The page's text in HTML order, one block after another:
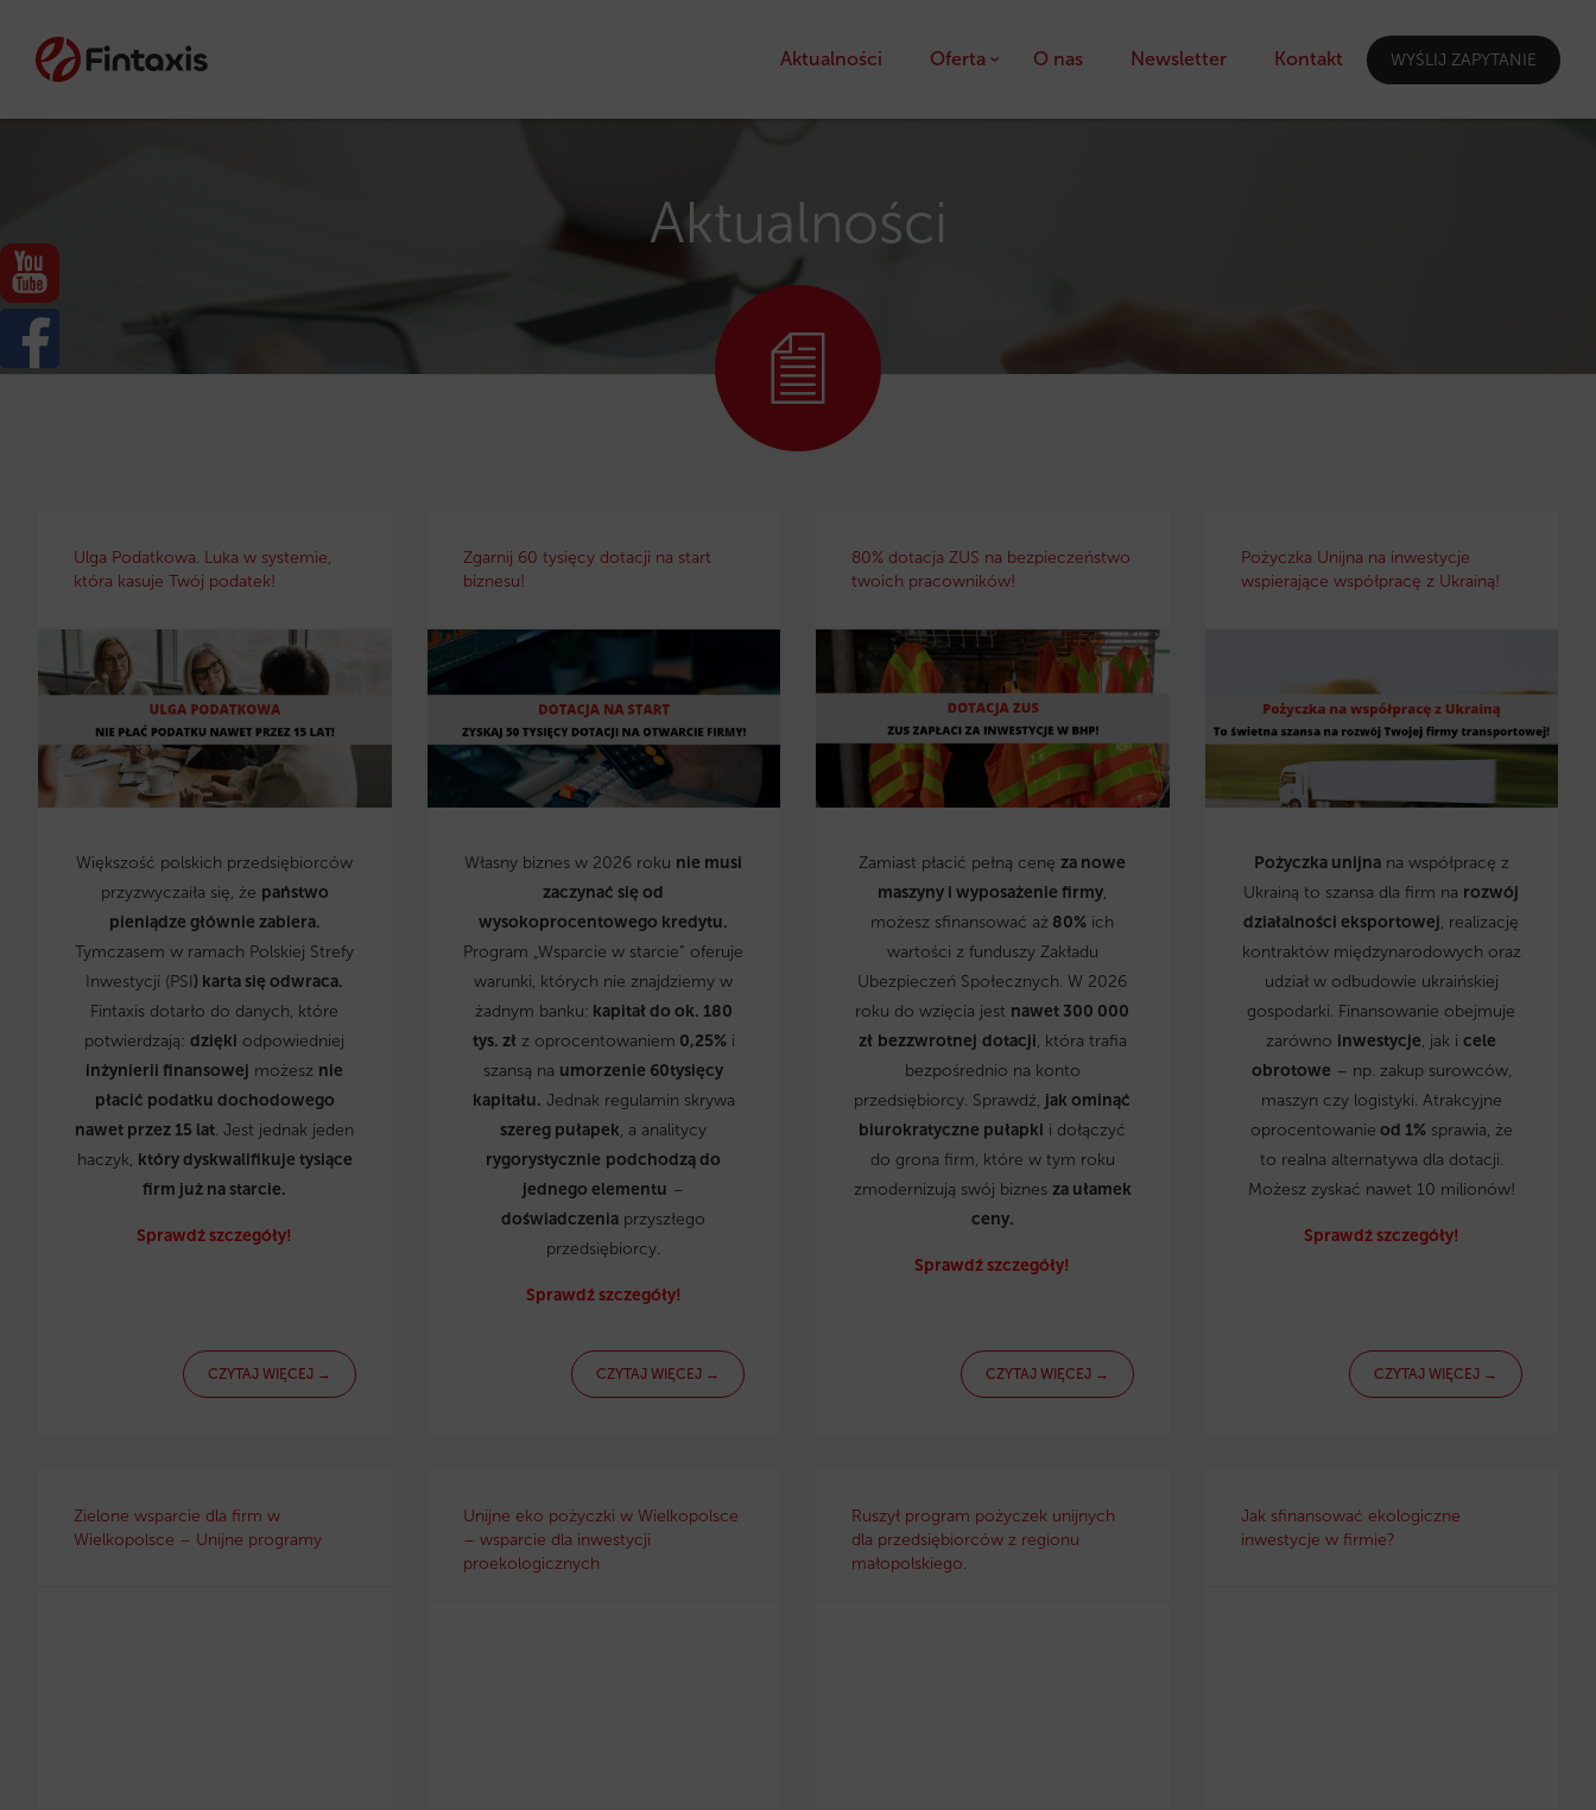
Aktualności Oferta O nas Newsletter Kontakt WYŚLIJ ZAPYTANIE
Aktualności
Ulga Podatkowa. Luka w systemie,
która kasuje Twój podatek!
Większość polskich przedsiębiorców
przyzwyczaiła się, że państwo
pieniądze głównie zabiera.
Tymczasem w ramach Polskiej Strefy
Inwestycji (PSI) karta się odwraca.
Fintaxis dotarło do danych, które
potwierdzają:dzięki odpowiedniej
inżynierii finansowej możesz nie
płacić podatku dochodowego
nawet przez 15 lat. Jest jednak jeden
haczyk, który dyskwalifikuje tysiące
firm już na starcie.
Sprawdź szczegóły!
CZYTAJ WIĘCEJ →
Zgarnij 60 tysięcy dotacji na start
biznesu!
Własny biznes w 2026 roku nie musi
zaczynać się od
wysokoprocentowego kredytu.
Program „Wsparcie w starcie” oferuje
warunki, których nie znajdziemy w
żadnym banku: kapitał do ok. 180
tys. zł z oprocentowaniem 0,25%i
szansą na umorzenie 60tysięcy
kapitału. Jednak regulamin skrywa
szereg pułapek, a analitycy
rygorystycznie podchodzą do
jednego elementu –
doświadczenia przyszłego
przedsiębiorcy.
Sprawdź szczegóły!
CZYTAJ WIĘCEJ →
80% dotacja ZUS na bezpieczeństwo
twoich pracowników!
Zamiast płacić pełną cenęza nowe
maszyny i wyposażenie firmy,
możesz sfinansować aż 80% ich
wartości z funduszy Zakładu
Ubezpieczeń Społecznych. W 2026
roku do wzięcia jest nawet 300 000
zł bezzwrotnej dotacji, która trafia
bezpośrednio na konto
przedsiębiorcy. Sprawdź, jak ominąć
biurokratyczne pułapki i dołączyć
do grona firm, które w tym roku
zmodernizują swój biznes za ułamek
ceny.
Sprawdź szczegóły!
CZYTAJ WIĘCEJ →
Pożyczka Unijna na inwestycje
wspierające współpracę z Ukrainą!
Pożyczka unijnana współpracę z
Ukrainą to szansa dla firm na rozwój
działalności eksportowej, realizację
kontraktów międzynarodowych oraz
udział w odbudowie ukraińskiej
gospodarki. Finansowanie obejmuje
zarówno inwestycje, jak icele
obrotowe – np. zakup surowców,
maszyn czy logistyki. Atrakcyjne
oprocentowanie od 1%sprawia, że
to realna alternatywa dla dotacji.
Możesz zyskać nawet 10 milionów!
Sprawdź szczegóły!
CZYTAJ WIĘCEJ →
Zielone wsparcie dla firm w
Wielkopolsce – Unijne programy
Unijne eko pożyczki w Wielkopolsce
– wsparcie dla inwestycji
proekologicznych
Ruszył program pożyczek unijnych
dla przedsiębiorców z regionu
małopolskiego.
Jak sfinansować ekologiczne
inwestycje w firmie?